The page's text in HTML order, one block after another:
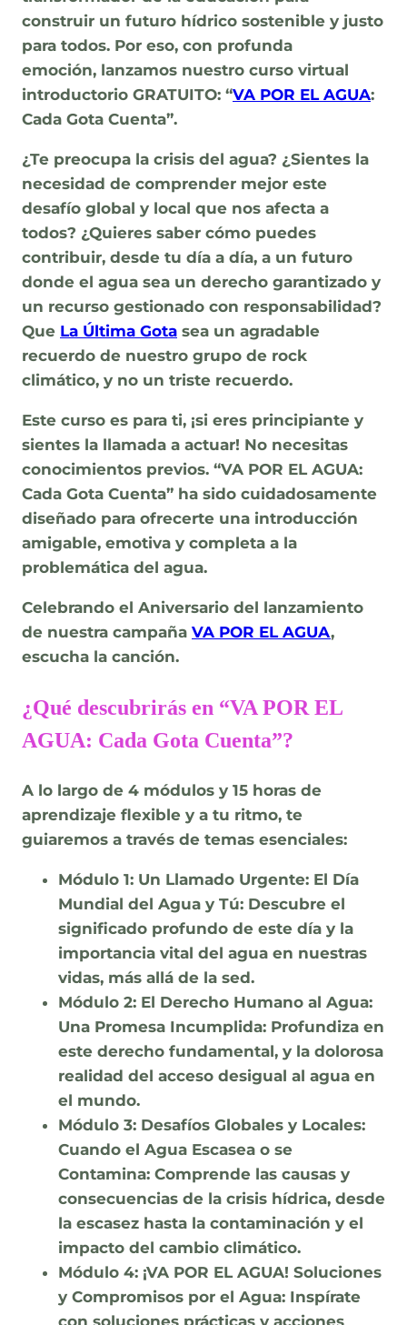
construir un futuro hídrico sostenible y justo
para todos. Por eso, con profunda
emoción, lanzamos nuestro curso virtual
introductorio GRATUITO: “VA POR EL AGUA:
Cada Gota Cuenta”.
¿Te preocupa la crisis del agua? ¿Sientes la
necesidad de comprender mejor este
desafío global y local que nos afecta a
todos? ¿Quieres saber cómo puedes
contribuir, desde tu día a día, a un futuro
donde el agua sea un derecho garantizado y
un recurso gestionado con responsabilidad?
Que La Última Gota sea un agradable
recuerdo de nuestro grupo de rock
climático, y no un triste recuerdo.
Este curso es para ti, ¡si eres principiante y
sientes la llamada a actuar! No necesitas
conocimientos previos. “VA POR EL AGUA:
Cada Gota Cuenta” ha sido cuidadosamente
diseñado para ofrecerte una introducción
amigable, emotiva y completa a la
problemática del agua.
Celebrando el Aniversario del lanzamiento
de nuestra campaña VA POR EL AGUA,
escucha la canción.
¿Qué descubrirás en “VA POR EL
AGUA: Cada Gota Cuenta”?
A lo largo de 4 módulos y 15 horas de
aprendizaje flexible y a tu ritmo, te
guiaremos a través de temas esenciales:
Módulo 1: Un Llamado Urgente: El Día
Mundial del Agua y Tú: Descubre el
significado profundo de este día y la
importancia vital del agua en nuestras
vidas, más allá de la sed.
Módulo 2: El Derecho Humano al Agua:
Una Promesa Incumplida: Profundiza en
este derecho fundamental, y la dolorosa
realidad del acceso desigual al agua en
el mundo.
Módulo 3: Desafíos Globales y Locales:
Cuando el Agua Escasea o se
Contamina: Comprende las causas y
consecuencias de la crisis hídrica, desde
la escasez hasta la contaminación y el
impacto del cambio climático.
Módulo 4: ¡VA POR EL AGUA! Soluciones
y Compromisos por el Agua: Inspírate
con soluciones prácticas y acciones